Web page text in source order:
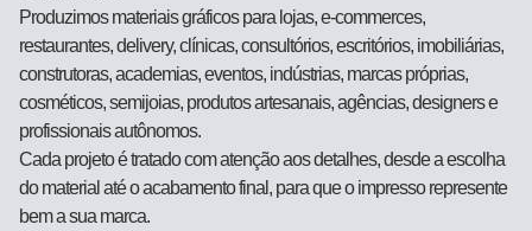
Produzimos materiais gráficos para lojas, e-commerces,
restaurantes, delivery, clínicas, consultórios, escritórios, imobiliárias,
construtoras, academias, eventos, indústrias, marcas próprias,
cosméticos, semijoias, produtos artesanais, agências, designers e
profissionais autônomos.
Cada projeto é tratado com atenção aos detalhes, desde a escolha
do material até o acabamento final, para que o impresso represente
bem a sua marca.